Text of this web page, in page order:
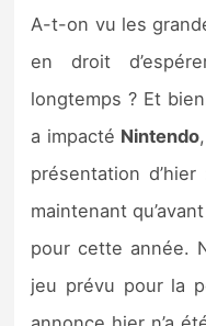
Autres tests
Previews
Précommandes
Sorties de jeux
A-t-on vu les
en droit
longtemps ? Et
a impacté Nintendo
présentation
maintenant
pour cette année.
jeu prévu pour la